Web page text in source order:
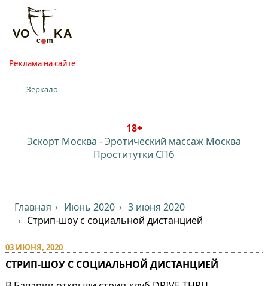
Реклама на сайте
Зеркало
18+
Эскорт Москва -Эротический массаж Москва
Проститутки СПб
Главная Июнь 2020
3 июня 2020
Стрип-шоу с социальной дистанцией
03 ИЮНЯ, 2020
СТРИП-ШОУ С СОЦИАЛЬНОЙ ДИСТАНЦИЕЙ